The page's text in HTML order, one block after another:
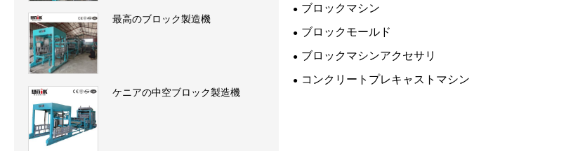
最高のブロック製造機
ケニアの中空ブロック製造機
ブロックマシン
ブロックモールド
ブロックマシンアクセサリ
コンクリートプレキャストマシン